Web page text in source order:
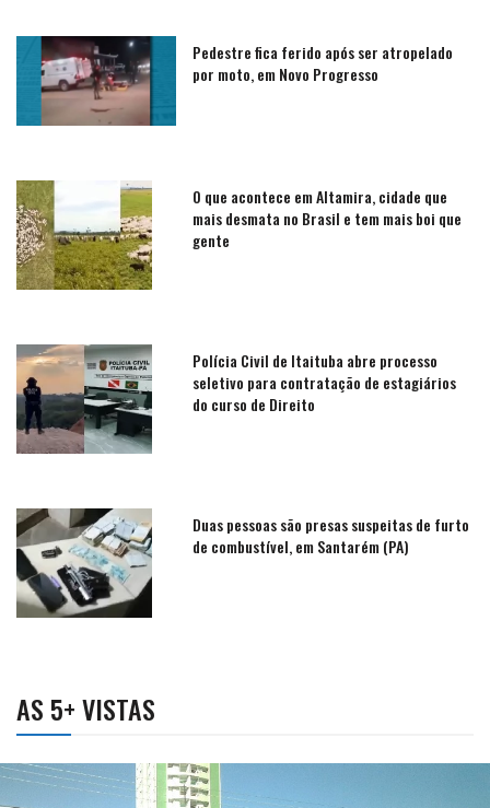
Pedestre fica ferido após ser atropelado
por moto, em Novo Progresso
O que acontece em Altamira, cidade que
mais desmata no Brasil e tem mais boi que
gente
Polícia Civil de Itaituba abre processo
seletivo para contratação de estagiários
do curso de Direito
Duas pessoas são presas suspeitas de furto
de combustível, em Santarém (PA)
AS 5+ VISTAS